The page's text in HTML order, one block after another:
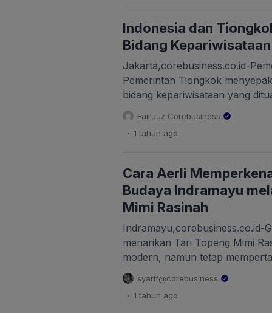
ini,” kata Widi melalui video
Instagram […]
Indonesia dan
Bidang Kepariwisataan
Jakarta,corebusiness.co.id-
Pemerintah Tiongkok
bidang kepariwisataan yang
Memorandum of Understanding
Perdana Menteri Tiongkok, Li
bertujuan memperkuat
negara, termasuk kerja sama
kesehatan, […]
Fairuuz Corebusiness
. 1 tahun ago
Cara Aerli
Budaya Indramayu
Mimi Rasinah
Indramayu,corebusiness.co.id-
menarikan Tari Topeng Mimi
modern, namun tetap
Menjadi daya tarik generasi
warisan seni tari Indramayu,
kendang dan ketipung saling
syarif@corebusiness
. 1 tahun ago